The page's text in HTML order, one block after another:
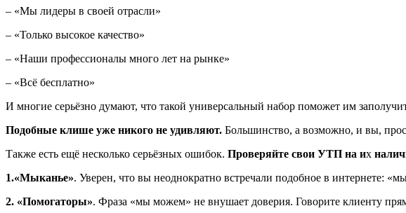
– «Мы лидеры в своей отрасли»
– «Только высокое качество»
– «Наши профессионалы много лет на рынке»
– «Всё бесплатно»
И многие серьёзно думают, что такой универсальный набор поможет им
Подобные клише уже никого не удивляют. Большинство, а возможно, и вы,
Также есть ещё несколько серьёзных ошибок. Проверяйте свои УТП на их
1.«Мыканье». Уверен, что вы неоднократно встречали подобное в интернете:
2. «Помогаторы». Фраза «мы можем» не внушает доверия. Говорите клиенту